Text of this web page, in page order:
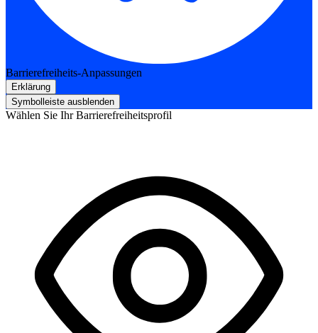
Barrierefreiheits-Anpassungen
Erklärung
Symbolleiste ausblenden
Wählen Sie Ihr Barrierefreiheitsprofil